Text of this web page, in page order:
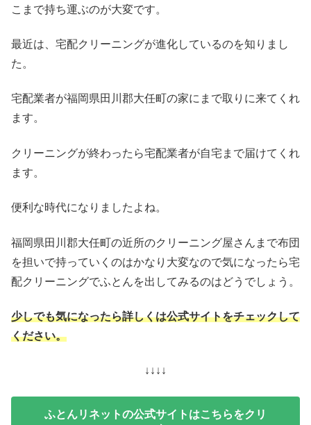
こまで持ち運ぶのが大変です。
最近は、宅配クリーニングが進化しているのを知りまし
た。
宅配業者が福岡県田川郡大任町の家にまで取りに来てくれ
ます。
クリーニングが終わったら宅配業者が自宅まで届けてくれ
ます。
便利な時代になりましたよね。
福岡県田川郡大任町の近所のクリーニング屋さんまで布団
を担いで持っていくのはかなり大変なので気になったら宅
配クリーニングでふとんを出してみるのはどうでしょう。
少しでも気になったら詳しくは公式サイトをチェックして
ください。
↓↓↓↓
ふとんリネットの公式サイトはこちらをクリ